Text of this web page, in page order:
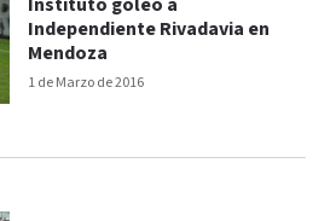
1 de Marzo de 2016
Instituto goleó a
Independiente Rivadavia en
Mendoza